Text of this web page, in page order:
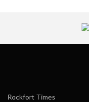
Rockfort Times